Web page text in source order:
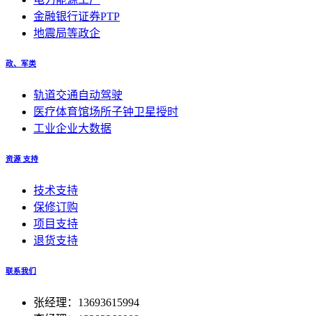
金融银行证券PTP
地震局等政企
政、军类
轨道交通自动驾驶
医疗体育馆场所子钟卫星授时
工业企业大数据
资源 支持
技术支持
保修订购
项目支持
退货支持
联系我们
张经理：13693615994